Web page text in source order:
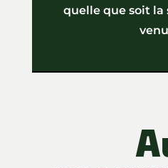
quelle que soit la